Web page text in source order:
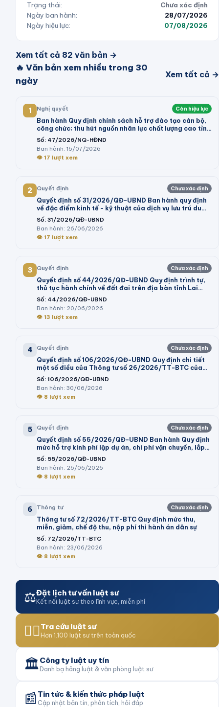
Trạng thái:
Chưa xác định
Ngày ban hành:
28/07/2026
Ngày hiệu lực:
07/08/2026
Xem tất cả 82 văn bản →
🔥 Văn bản xem nhiều trong 30
ngày
Xem tất cả →
1 Nghị quyết Còn hiệu lực
Ban hành Quy định chính sách hỗ trợ đào tạo cán bộ,
công chức; thu hút nguồn nhân lực chất lượng cao tỉnh
Vĩnh Long giai đoạn 2026 - 2030
Số: 47/2026/NQ-HĐND
Ban hành: 15/07/2026
👁 17 lượt xem
2 Quyết định Chưa xác định
Quyết định số 31/2026/QĐ-UBND Ban hành quy định
về đặc điểm kinh tế - kỹ thuật của dịch vụ lưu trú du
lịch; dịch vụ tham quan tại khu du lịch thực hiện kê
khai giá trên địa bàn tỉnh Lâm Đồng
Số: 31/2026/QĐ-UBND
Ban hành: 26/06/2026
👁 17 lượt xem
3 Quyết định Chưa xác định
Quyết định số 44/2026/QĐ-UBND Quy định trình tự,
thủ tục hành chính về đất đai trên địa bàn tỉnh Lai
Châu
Số: 44/2026/QĐ-UBND
Ban hành: 20/06/2026
👁 13 lượt xem
4 Quyết định Chưa xác định
Quyết định số 106/2026/QĐ-UBND Quy định chi tiết
một số điều của Thông tư số 26/2026/TT-BTC của
Bộ trưởng Bộ Tài chính hướng dẫn thi hành một số điều
của Nghị định số 73/2026/NĐ-CP ngày 10 tháng 3
năm 2026 của Chính phủ quy định chi tiết và hướng
dẫn thi hành một số điều của Luật Ngân sách nhà nước
Số: 106/2026/QĐ-UBND
Ban hành: 30/06/2026
👁 8 lượt xem
5 Quyết định Chưa xác định
Quyết định số 55/2026/QĐ-UBND Ban hành Quy định
mức hỗ trợ kinh phí lập dự án, chi phí vận chuyển, lắp
đặt máy móc, dây chuyền thiết bị vào cụm công
nghiệp theo Nghị định số 32/2024/NĐ-CP của Chính
phủ và trình tự, thủ tục thực hiện chính sách hỗ trợ tại
Nghị quyết số 05/2026/NQ-HĐND của Hội đồng nhân
Số: 55/2026/QĐ-UBND
Ban hành: 25/06/2026
👁 8 lượt xem
6 Thông tư Chưa xác định
Thông tư số 72/2026/TT-BTC Quy định mức thu,
miễn, giảm, chế độ thu, nộp phí thi hành án dân sự
Số: 72/2026/TT-BTC
Ban hành: 23/06/2026
👁 8 lượt xem
⚖️Đặt lịch tư vấn luật sư
Kết nối luật sư theo lĩnh vực, miễn phí
👨‍⚖️Tra cứu luật sư
Hơn 1.100 luật sư trên toàn quốc
🏛️Công ty luật uy tín
Danh bạ hãng luật & văn phòng luật sư
📰 Tin tức & kiến thức pháp luật
Cập nhật bản tin, phân tích, hỏi đáp